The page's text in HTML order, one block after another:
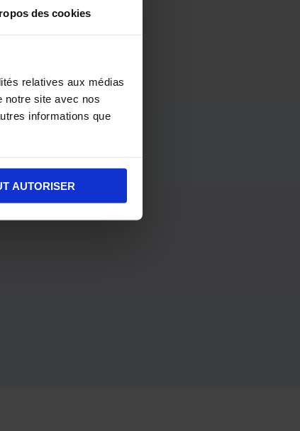
des cookies
relatives aux médias
notre site avec nos
informations que
AUTORISER